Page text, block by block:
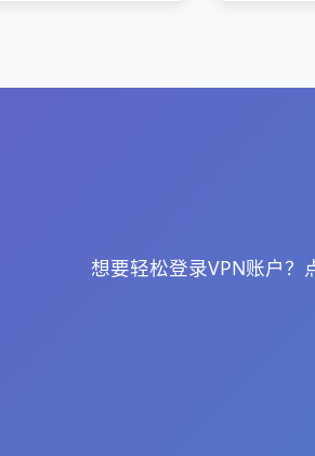
想要轻松登录VPN账户